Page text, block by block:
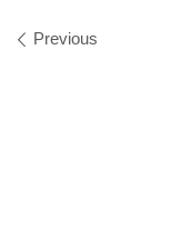
Images
Previous